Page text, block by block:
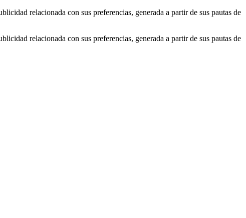
relacionada con sus preferencias, generada a partir de sus pautas de
relacionada con sus preferencias, generada a partir de sus pautas de